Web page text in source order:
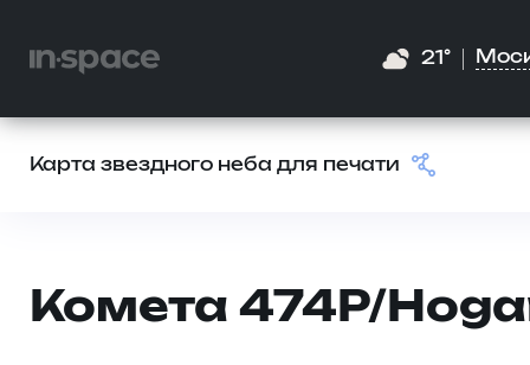
21°
Карта звездного неба для печати
Комета 474P/